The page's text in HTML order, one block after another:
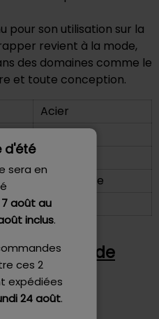
d'été
sera en
aoûtau
inclus.
ces 2
expédiées
24 août.
pour son utilisation sur la
revient à la mode,
des domaines comme le
et toute conception.
Acier
Tête Ronde
40 mm
Tête Ronde